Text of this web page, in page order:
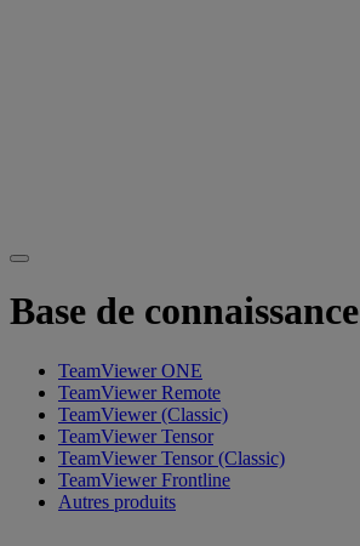
Base de connaissance
TeamViewer ONE
TeamViewer Remote
TeamViewer (Classic)
TeamViewer Tensor
TeamViewer Tensor (Classic)
TeamViewer Frontline
Autres produits